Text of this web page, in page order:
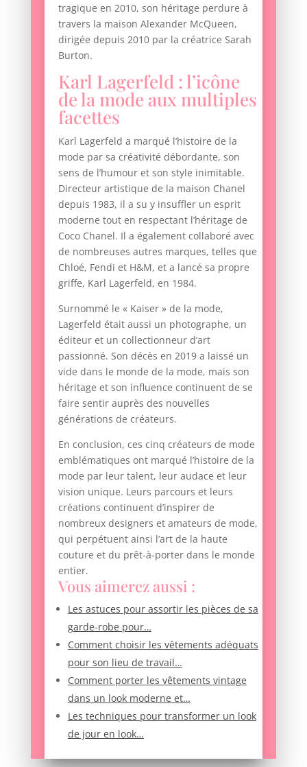
tragique en 2010, son héritage perdure à
travers la maison Alexander McQueen,
dirigée depuis 2010 par la créatrice Sarah
Burton.
Karl Lagerfeld : l’icône
de la mode aux multiples
facettes
Karl Lagerfeld a marqué l’histoire de la
mode par sa créativité débordante, son
sens de l’humour et son style inimitable.
Directeur artistique de la maison Chanel
depuis 1983, il a su y insuffler un esprit
moderne tout en respectant l’héritage de
Coco Chanel. Il a également collaboré avec
de nombreuses autres marques, telles que
Chloé, Fendi et H&M, et a lancé sa propre
griffe, Karl Lagerfeld, en 1984.
Surnommé le « Kaiser » de la mode,
Lagerfeld était aussi un photographe, un
éditeur et un collectionneur d’art
passionné. Son décès en 2019 a laissé un
vide dans le monde de la mode, mais son
héritage et son influence continuent de se
faire sentir auprès des nouvelles
générations de créateurs.
En conclusion, ces cinq créateurs de mode
emblématiques ont marqué l’histoire de la
mode par leur talent, leur audace et leur
vision unique. Leurs parcours et leurs
créations continuent d’inspirer de
nombreux designers et amateurs de mode,
qui perpétuent ainsi l’art de la haute
couture et du prêt-à-porter dans le monde
entier.
Vous aimerez aussi :
Les astuces pour assortir les pièces de sa
garde-robe pour…
Comment choisir les vêtements adéquats
pour son lieu de travail…
Comment porter les vêtements vintage
dans un look moderne et…
Les techniques pour transformer un look
de jour en look…